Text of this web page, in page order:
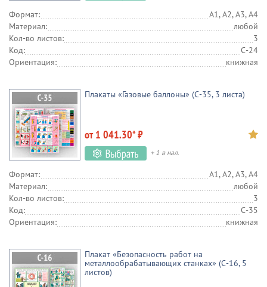
Формат:
А1, А2, А3, А4
Материал:
любой
Кол-во листов:
3
Код:
С-24
Ориентация:
книжная
Плакаты «Газовые баллоны» (С-35, 3 листа)
от 1 041.30* ₽
+ 1 в нал.
Формат:
А1, А2, А3, А4
Материал:
любой
Кол-во листов:
3
Код:
С-35
Ориентация:
книжная
Плакат «Безопасность работ на
металлообрабатывающих станках» (С-16, 5
листов)